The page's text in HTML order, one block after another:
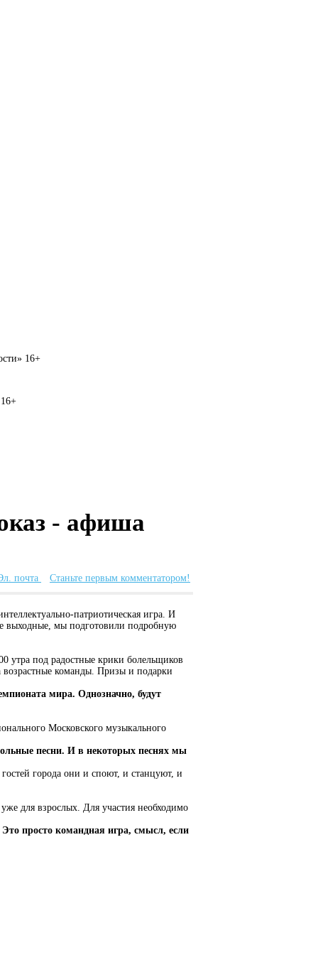
16+
- афиша
почта Станьте первым комментатором!
патриотическая игра. И
выходные, мы подготовили подробную
утра под радостные крики болельщиков
команды. Призы и подарки
мира. Однозначно, будут
Московского музыкального
песни. И в некоторых песнях мы
города они и споют, и станцуют, и
для взрослых. Для участия необходимо
просто командная игра, смысл, если